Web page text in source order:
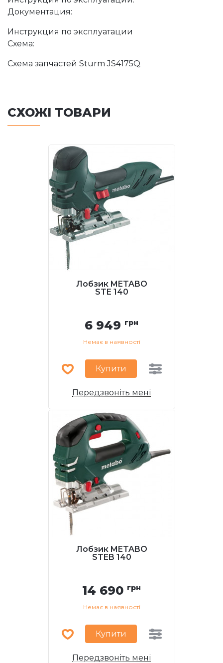
Документация:
Инструкция по эксплуатации
Схема:
Схема запчастей Sturm JS4175Q
СХОЖІ ТОВАРИ
Лобзик METABO
STE 140
6 949 грн
Немає в наявності
Купити
Передзвоніть мені
Лобзик METABO
STEB 140
14 690 грн
Немає в наявності
Купити
Передзвоніть мені